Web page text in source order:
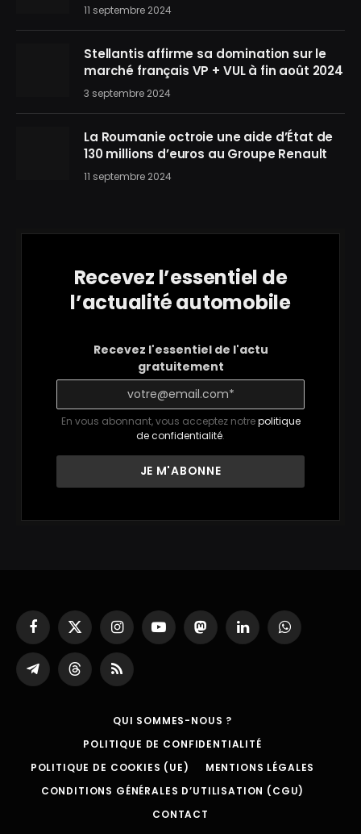
11 septembre 2024
Stellantis affirme sa domination sur le
marché français VP + VUL à fin août 2024
3 septembre 2024
La Roumanie octroie une aide d’État de
130 millions d’euros au Groupe Renault
11 septembre 2024
Recevez l’essentiel de
l’actualité automobile
Recevez l'essentiel de l'actu
gratuitement
En vous abonnant, vous acceptez notrepolitique
de confidentialité.
Facebook
X
(Twitter)
InstagramYouTubeMastodonLinkedInWhatsApp
Partager
sur
ThreadsRSS
QUI SOMMES-NOUS ?
POLITIQUE DE CONFIDENTIALITÉ
POLITIQUE DE COOKIES (UE)
MENTIONS LÉGALES
CONDITIONS GÉNÉRALES D’UTILISATION (CGU)
CONTACT